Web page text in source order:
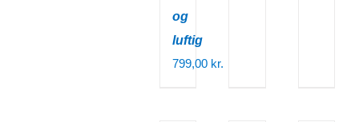
og
luftig
799,00 kr.